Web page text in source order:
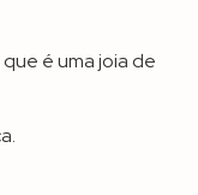
é uma joia de